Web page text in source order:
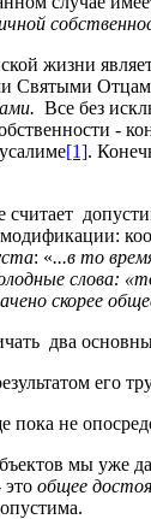
жизни
Святыми
Все без
-
[1].
считает
: «...в то
слова:
скорее
два
его
пока не
мы уже
это общее